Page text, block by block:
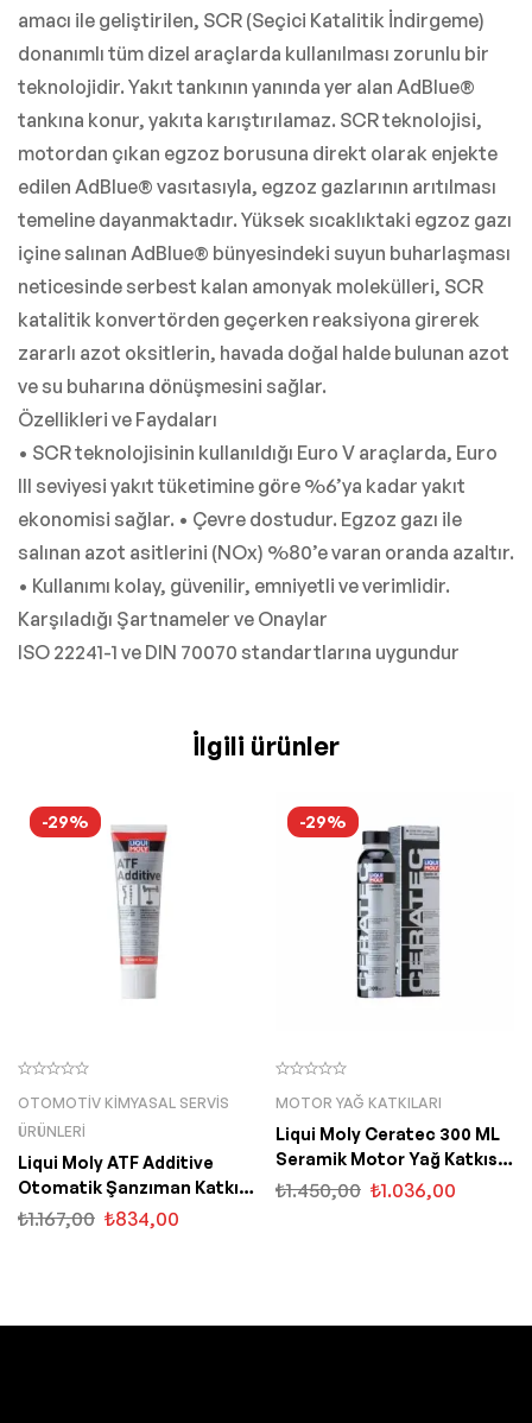
amacı ile geliştirilen, SCR (Seçici Katalitik İndirgeme)
donanımlı tüm dizel araçlarda kullanılması zorunlu bir
teknolojidir. Yakıt tankının yanında yer alan AdBlue®
tankına konur, yakıta karıştırılamaz. SCR teknolojisi,
motordan çıkan egzoz borusuna direkt olarak enjekte
edilen AdBlue® vasıtasıyla, egzoz gazlarının arıtılması
temeline dayanmaktadır. Yüksek sıcaklıktaki egzoz gazı
içine salınan AdBlue® bünyesindeki suyun buharlaşması
neticesinde serbest kalan amonyak molekülleri, SCR
katalitik konvertörden geçerken reaksiyona girerek
zararlı azot oksitlerin, havada doğal halde bulunan azot
ve su buharına dönüşmesini sağlar.
Özellikleri ve Faydaları
• SCR teknolojisinin kullanıldığı Euro V araçlarda, Euro
III seviyesi yakıt tüketimine göre %6’ya kadar yakıt
ekonomisi sağlar. • Çevre dostudur. Egzoz gazı ile
salınan azot asitlerini (NOx) %80’e varan oranda azaltır.
• Kullanımı kolay, güvenilir, emniyetli ve verimlidir.
Karşıladığı Şartnameler ve Onaylar
ISO 22241-1 ve DIN 70070 standartlarına uygundur
İlgili ürünler
-29%
OTOMOTIV KIMYASAL SERVIS
ÜRÜNLERI
Liqui Moly ATF Additive
Otomatik Şanzıman Katkısı
250 ML (5135)
₺1.167,00 ₺834,00
-29%
MOTOR YAĞ KATKILARI
Liqui Moly Ceratec 300 ML
Seramik Motor Yağ Katkısı
(7181)
₺1.450,00 ₺1.036,00